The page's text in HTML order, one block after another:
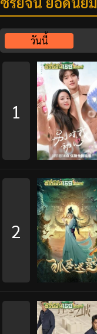
วันนี้
1
2